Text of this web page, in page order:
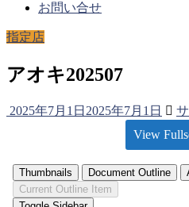
お問い合せ
指定店
アオキ202507
2025年7月1日 2025年7月1日
View